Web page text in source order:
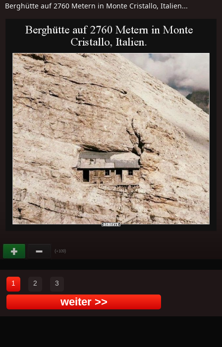
Berghütte auf 2760 Metern in Monte Cristallo, Italien...
(+109)
1 2 3
weiter >>